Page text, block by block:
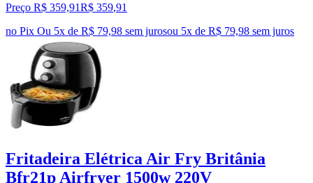
Preço R$ 359,91R$ 359,91
no Pix Ou 5x de R$ 79,98 sem jurosou 5x de R$ 79,98 sem juros
Fritadeira Elétrica Air Fry Britânia
Bfr21p Airfryer 1500w 220V